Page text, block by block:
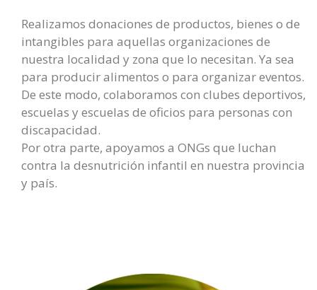
Realizamos donaciones de productos, bienes o de
intangibles para aquellas organizaciones de
nuestra localidad y zona que lo necesitan. Ya sea
para producir alimentos o para organizar eventos.
De este modo, colaboramos con clubes deportivos,
escuelas y escuelas de oficios para personas con
discapacidad.
Por otra parte, apoyamos a ONGs que luchan
contra la desnutrición infantil en nuestra provincia
y país.